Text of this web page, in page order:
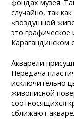
фондах музея.
случайно, так
«воздушной
это графическое
Карагандинском
Акварели
Передача
исключительно
живописной
соотносящихся
сближают